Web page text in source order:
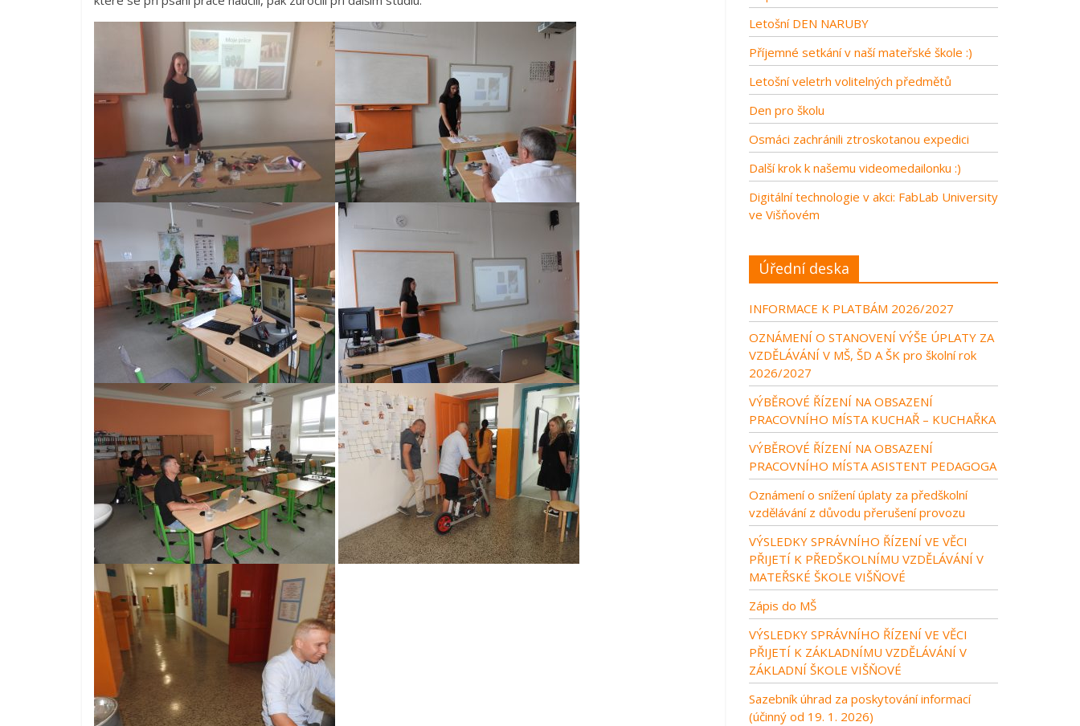
Letošní DEN NARUBY
Příjemné setkání v naší mateřské škole :)
Letošní veletrh volitelných předmětů
Den pro školu
Osmáci zachránili ztroskotanou expedici
Další krok k našemu videomedailonku :)
Digitální technologie v akci: FabLab University
ve Višňovém
Úřední deska
INFORMACE K PLATBÁM 2026/2027
OZNÁMENÍ O STANOVENÍ VÝŠE ÚPLATY ZA
VZDĚLÁVÁNÍ V MŠ, ŠD A ŠK pro školní rok
2026/2027
VÝBĚROVÉ ŘÍZENÍ NA OBSAZENÍ
PRACOVNÍHO MÍSTA KUCHAŘ – KUCHAŘKA
VÝBĚROVÉ ŘÍZENÍ NA OBSAZENÍ
PRACOVNÍHO MÍSTA ASISTENT PEDAGOGA
Oznámení o snížení úplaty za předškolní
vzdělávání z důvodu přerušení provozu
VÝSLEDKY SPRÁVNÍHO ŘÍZENÍ VE VĚCI
PŘIJETÍ K PŘEDŠKOLNÍMU VZDĚLÁVÁNÍ V
MATEŘSKÉ ŠKOLE VIŠŇOVÉ
Zápis do MŠ
VÝSLEDKY SPRÁVNÍHO ŘÍZENÍ VE VĚCI
PŘIJETÍ K ZÁKLADNÍMU VZDĚLÁVÁNÍ V
ZÁKLADNÍ ŠKOLE VIŠŇOVÉ
Sazebník úhrad za poskytování informací
(účinný od 19. 1. 2026)